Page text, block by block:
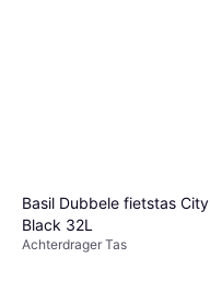
Basil Dubbele fietstas City
Black 32L
Achterdrager Tas